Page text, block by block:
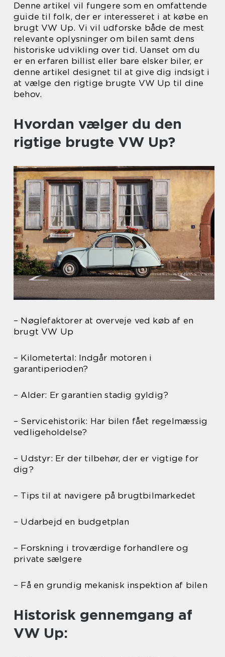
Denne artikel vil fungere som en omfattende
guide til folk, der er interesseret i at købe en
brugt VW Up. Vi vil udforske både de mest
relevante oplysninger om bilen samt dens
historiske udvikling over tid. Uanset om du
er en erfaren billist eller bare elsker biler, er
denne artikel designet til at give dig indsigt i
at vælge den rigtige brugte VW Up til dine
behov.
Hvordan vælger du den
rigtige brugte VW Up?
– Nøglefaktorer at overveje ved køb af en
brugt VW Up
– Kilometertal: Indgår motoren i
garantiperioden?
– Alder: Er garantien stadig gyldig?
– Servicehistorik: Har bilen fået regelmæssig
vedligeholdelse?
– Udstyr: Er der tilbehør, der er vigtige for
dig?
– Tips til at navigere på brugtbilmarkedet
– Udarbejd en budgetplan
– Forskning i troværdige forhandlere og
private sælgere
– Få en grundig mekanisk inspektion af bilen
Historisk gennemgang af
VW Up: